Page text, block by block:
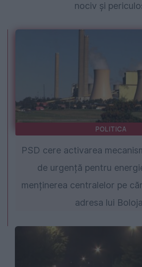
nociv și
POLITICA
PSD cere activarea
de urgență pentru
menținerea centralelor pe
adresa lui